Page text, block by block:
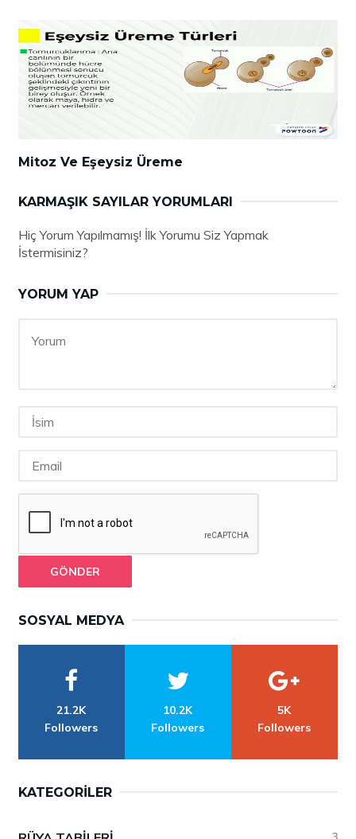
Mitoz Ve Eşeysiz Üreme
KARMAŞIK SAYILAR YORUMLARI
Hiç Yorum Yapılmamış! İlk Yorumu Siz Yapmak
İstermisiniz?
YORUM YAP
GÖNDER
SOSYAL MEDYA
21.2K
Followers
10.2K
Followers
5K
Followers
KATEGORILER